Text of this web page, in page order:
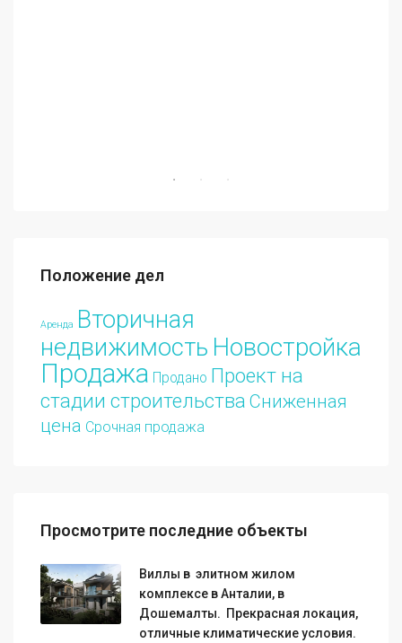
Положение дел
Аренда Вторичная
недвижимость Новостройка
Продажа Продано Проект на
стадии строительства Сниженная
цена Срочная продажа
Просмотрите последние объекты
Виллы в элитном жилом
комплексе в Анталии, в
Дошемалты. Прекрасная локация,
отличные климатические условия.